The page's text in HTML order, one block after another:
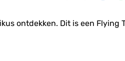
ontdekken. Dit is een Flying